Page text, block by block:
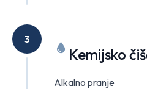
3
Kemijsko
Alkalno pranje